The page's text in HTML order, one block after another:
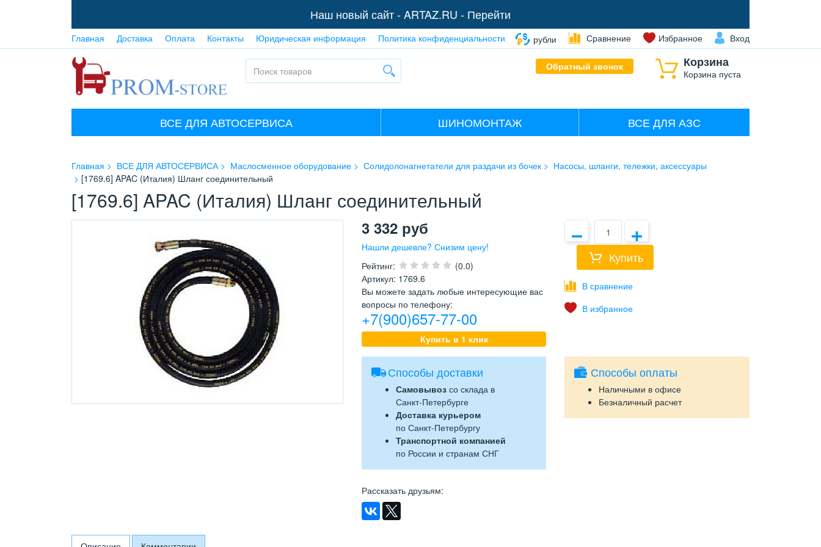
Наш новый сайт -ARTAZ.RU - Перейти
Главная Доставка Оплата Контакты Юридическая информация Политика конфиденциальности рубли Сравнение Избранное Вход
Корзина
Корзина пуста
Обратный звонок
ВСЕ ДЛЯ АВТОСЕРВИСА ШИНОМОНТАЖ ВСЕ ДЛЯ АЗС
Главная ВСЕ ДЛЯ АВТОСЕРВИСА Маслосменное оборудование Солидолонагнетатели для раздачи из бочек
Насосы, шланги, тележки, аксессуары
[1769.6] APAC (Италия) Шланг соединительный
[1769.6] APAC (Италия) Шланг соединительный
3 332 руб
Нашли дешевле? Снизим цену!
Рейтинг:
(0.0)
Артикул: 1769.6
Вы можете задать любые интересующие вас
вопросы по телефону:
+7(900)657-77-00
Купить в 1 клик
− +
Купить
Способы доставки
Самовывоз со склада в
Санкт-Петербурге
Доставка курьером
по Санкт-Петербургу
Транспортной компанией
по России и странам СНГ
Способы оплаты
Наличными в офисе
Безналичный расчет
Рассказать друзьям: